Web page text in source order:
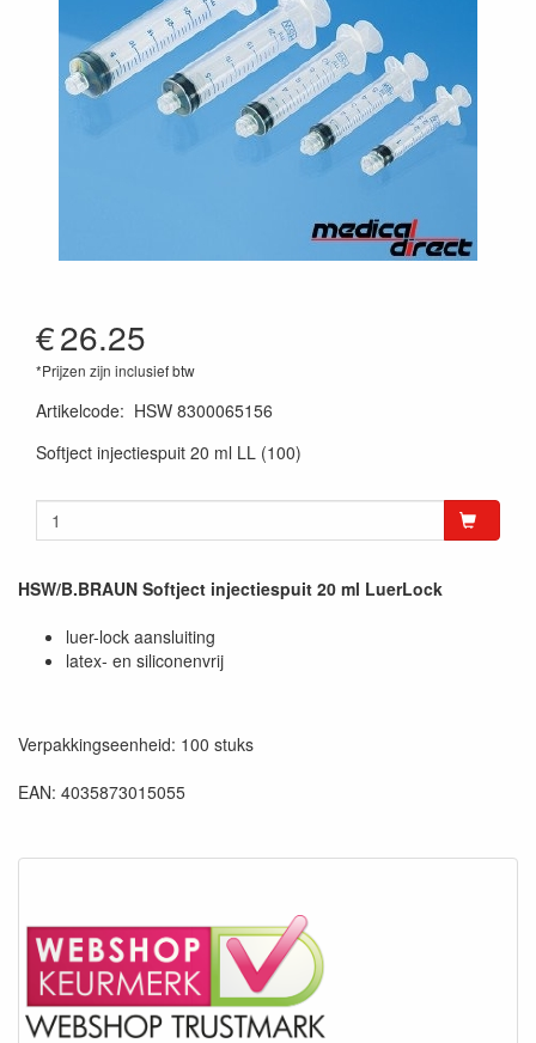
€26.25
*Prijzen zijn inclusief btw
Artikelcode: HSW 8300065156
Softject injectiespuit 20 ml LL (100)
HSW/B.BRAUN Softject injectiespuit 20 ml LuerLock
luer-lock aansluiting
latex- en siliconenvrij
Verpakkingseenheid: 100 stuks
EAN: 4035873015055